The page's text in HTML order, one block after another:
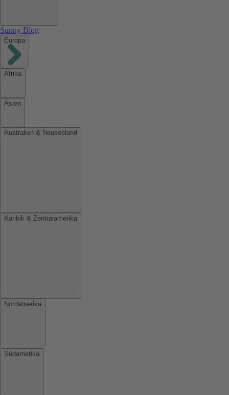
Sunny Blog
Europa
Afrika
Asien
Australien & Neuseeland
Karibik & Zentralamerika
Nordamerika
Südamerika